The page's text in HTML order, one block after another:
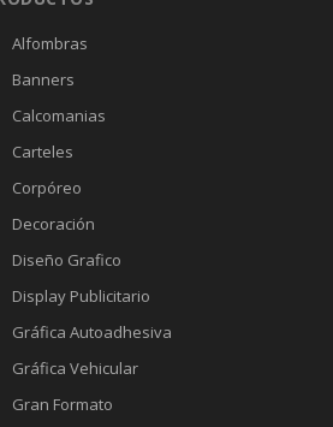
Alfombras
Banners
Calcomanias
Carteles
Corpóreo
Decoración
Diseño Grafico
Display Publicitario
Gráfica Autoadhesiva
Gráfica Vehicular
Gran Formato